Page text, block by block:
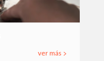
ver más >